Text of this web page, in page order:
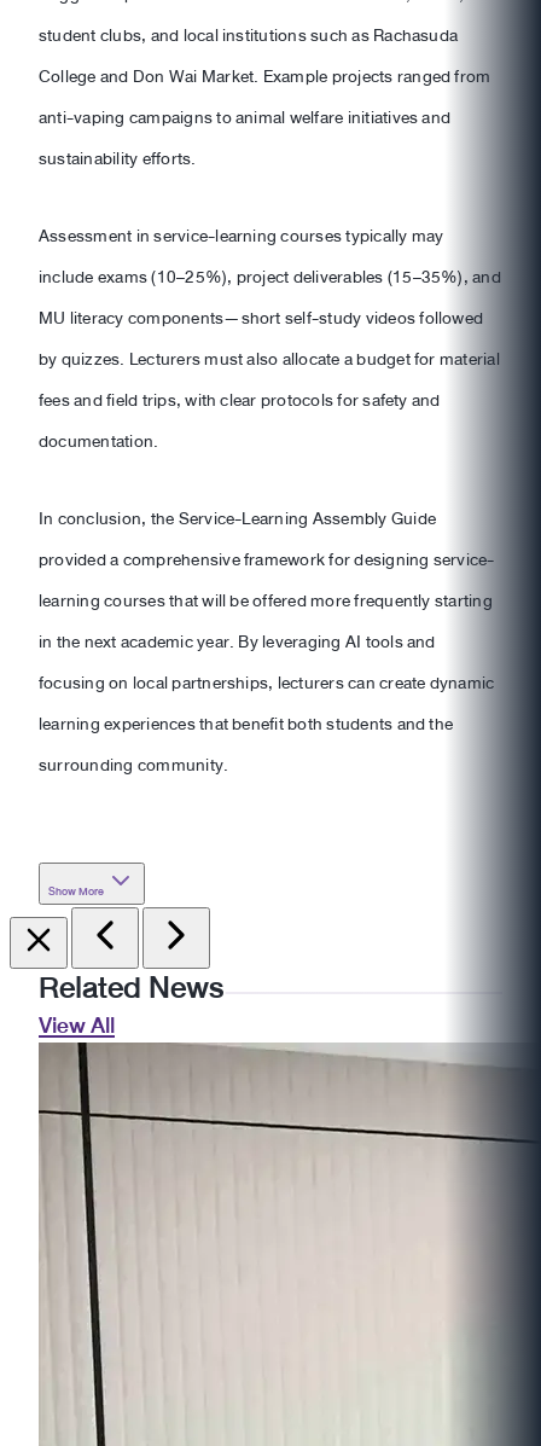
student clubs, and local institutions such as Rachasuda
College and Don Wai Market. Example projects ranged from
anti-vaping campaigns to animal welfare initiatives and
sustainability efforts.
Assessment in service-learning courses typically may
include exams (10–25%), project deliverables (15–35%), and
MU literacy components—short self-study videos followed
by quizzes. Lecturers must also allocate a budget for material
fees and field trips, with clear protocols for safety and
documentation.
In conclusion, the Service-Learning Assembly Guide
provided a comprehensive framework for designing service-
learning courses that will be offered more frequently starting
in the next academic year. By leveraging AI tools and
focusing on local partnerships, lecturers can create dynamic
learning experiences that benefit both students and the
surrounding community.
Show More
Related News
View All